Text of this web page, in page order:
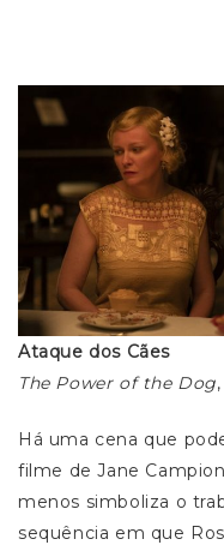
Ataque dos Cães
The Power of the Dog
Há uma cena que
filme de Jane
menos simboliza o
sequência em que